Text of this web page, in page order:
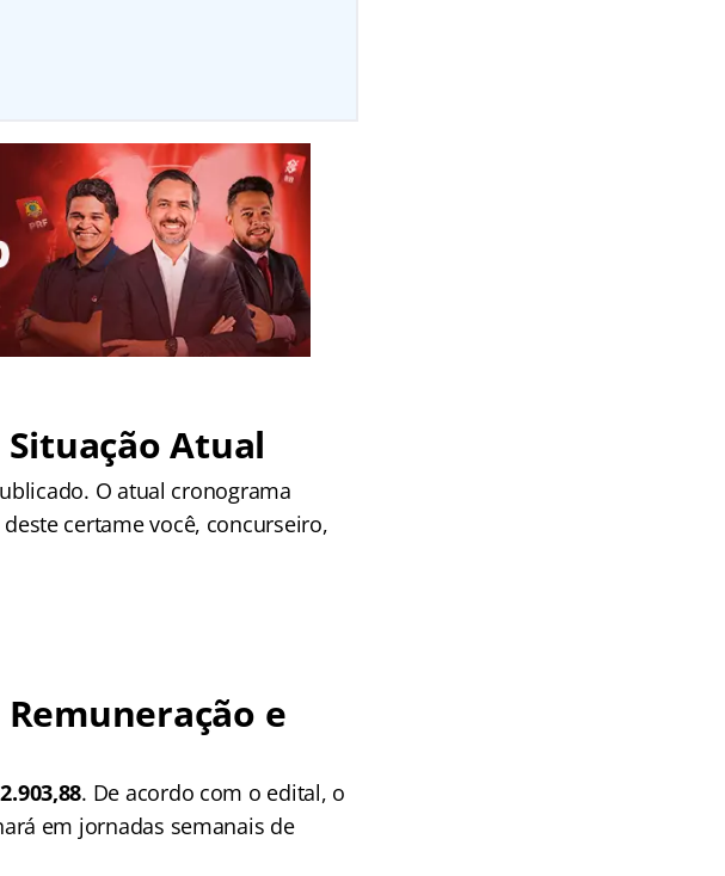
Situação Atual
O atual cronograma
certame você, concurseiro,
e
. De acordo com o edital, o
em jornadas semanais de